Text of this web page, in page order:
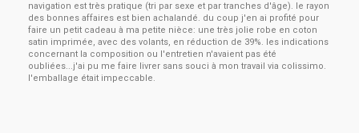
navigation est très pratique (tri par sexe et par tranches d'âge). le rayon
des bonnes affaires est bien achalandé. du coup j'en ai profité pour
faire un petit cadeau à ma petite nièce: une très jolie robe en coton
satin imprimée, avec des volants, en réduction de 39%. les indications
concernant la composition ou l'entretien n'avaient pas été
oubliées...j'ai pu me faire livrer sans souci à mon travail via colissimo.
l'emballage était impeccable.